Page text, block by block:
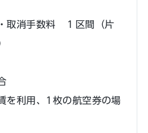
取消手数料 １区間（片
を利用、1枚の航空券の場